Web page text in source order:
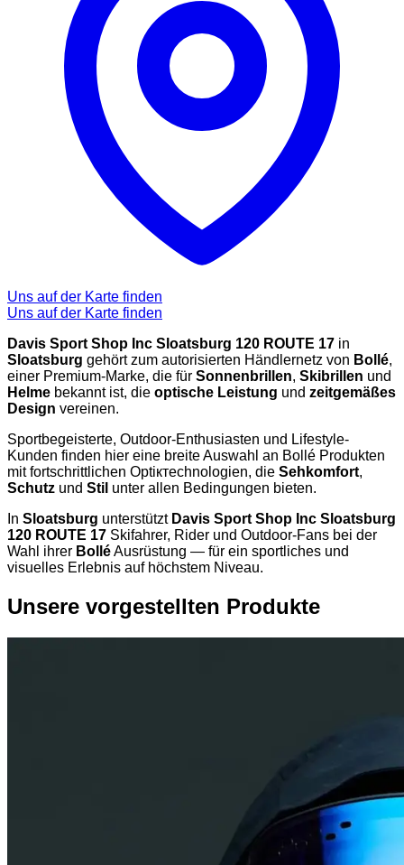
Uns auf der Karte finden
Uns auf der Karte finden
Davis Sport Shop Inc Sloatsburg 120 ROUTE 17 in
Sloatsburg gehört zum autorisierten Händlernetz von Bollé,
einer Premium-Marke, die für Sonnenbrillen, Skibrillen und
Helme bekannt ist, die optische Leistung und zeitgemäßes
Design vereinen.
Sportbegeisterte, Outdoor-Enthusiasten und Lifestyle-
Kunden finden hier eine breite Auswahl an Bollé Produkten
mit fortschrittlichen Optiктechnologien, die Sehkomfort,
Schutz und Stil unter allen Bedingungen bieten.
In Sloatsburg unterstützt Davis Sport Shop Inc Sloatsburg
120 ROUTE 17 Skifahrer, Rider und Outdoor-Fans bei der
Wahl ihrer BolléAusrüstung — für ein sportliches und
visuelles Erlebnis auf höchstem Niveau.
Unsere vorgestellten Produkte